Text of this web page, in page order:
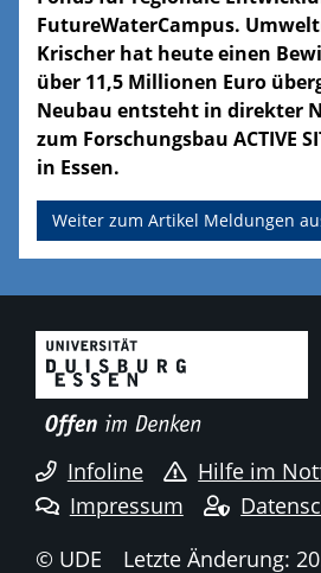
FutureWaterCampus.
Krischer hat heute einen
über 11,5 Millionen Euro
Neubau entsteht in direkter
zum Forschungsbau ACTIVE
in Essen.
Weiter zum Artikel Meldungen
Infoline
Hilfe im
Impressum
© UDE
Letzte Änderung: